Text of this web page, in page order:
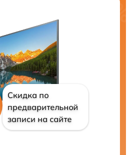
Скидка по
предварительной
записи на сайте